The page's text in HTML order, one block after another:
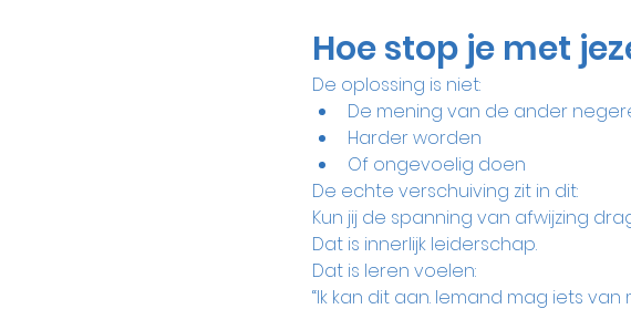
Hoe stop je met
De oplossing is niet:
De mening van de ander
Harder worden
Of ongevoelig doen
De echte verschuiving zit in dit:
Kun jij de spanning van afwijzing
Dat is innerlijk leiderschap.
Dat is leren voelen:
“Ik kan dit aan. Iemand mag iets van